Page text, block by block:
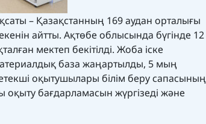
– Қазақстанның 169 аудан орталығы
айтты. Ақтөбе облысында бүгінде 12
мектеп бекітілді. Жоба іске
база жаңартылды, 5 мың
оқытушылары білім беру сапасының
оқыту бағдарламасын жүргізеді және